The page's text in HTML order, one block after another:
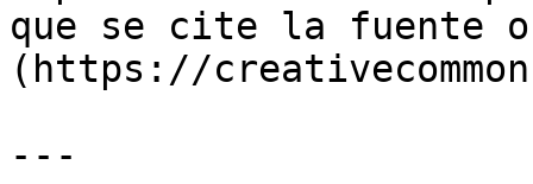
que se cite la fuente
(https://
---